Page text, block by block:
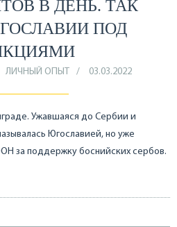
В ДЕНЬ. ТАК
ПОД
ЛИЧНЫЙ ОПЫТ 03.03.2022
Ужавшаяся до Сербии и
Югославией, но уже
за поддержку боснийских сербов.